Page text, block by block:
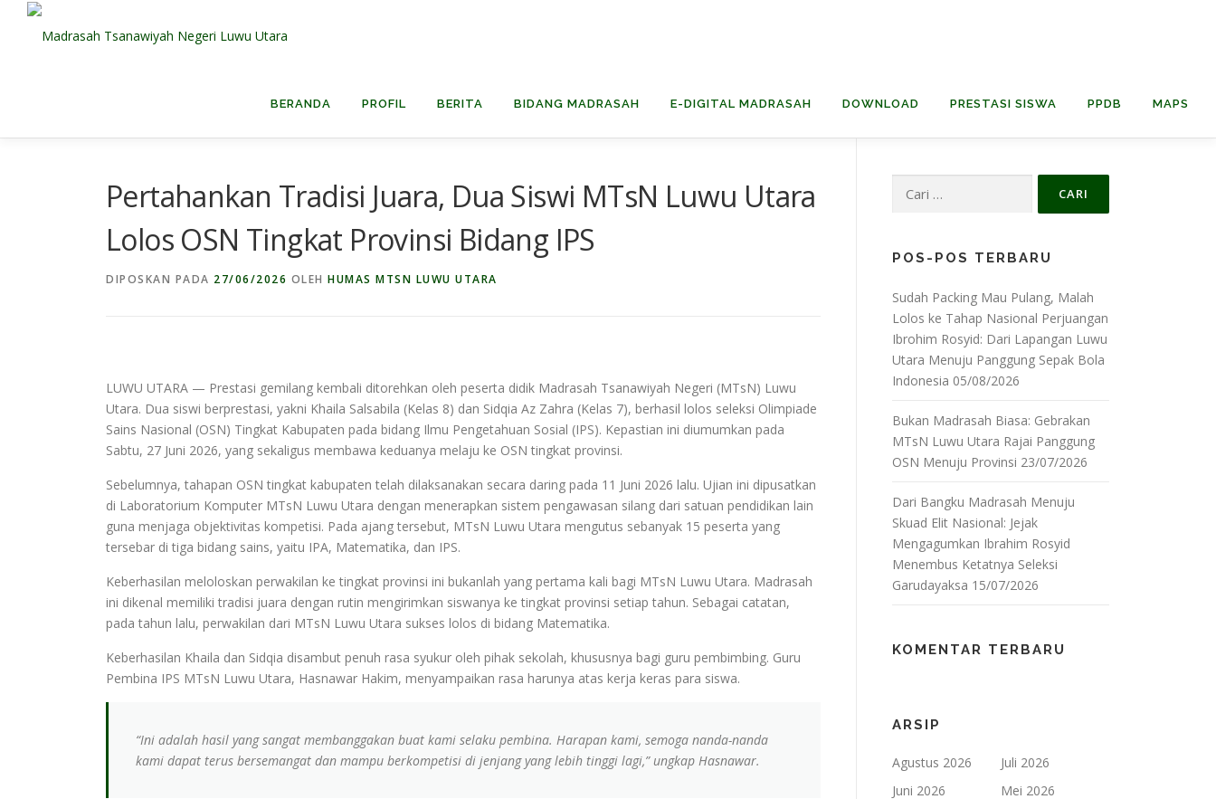
Lompat
BERANDA PROFIL BERITA BIDANG MADRASAH E-DIGITAL MADRASAH DOWNLOAD PRESTASI SISWA PPDB MAPS
Pertahankan Tradisi Juara, Dua Siswi MTsN Luwu Utara
Lolos OSN Tingkat Provinsi Bidang IPS
DIPOSKAN PADA 27/06/2026 OLEH HUMAS MTSN LUWU UTARA
LUWU UTARA — Prestasi gemilang kembali ditorehkan oleh peserta didik Madrasah Tsanawiyah Negeri (MTsN) Luwu
Utara. Dua siswi berprestasi, yakni Khaila Salsabila (Kelas 8) dan Sidqia Az Zahra (Kelas 7), berhasil lolos seleksi Olimpiade
Sains Nasional (OSN) Tingkat Kabupaten pada bidang Ilmu Pengetahuan Sosial (IPS). Kepastian ini diumumkan pada
Sabtu, 27 Juni 2026, yang sekaligus membawa keduanya melaju ke OSN tingkat provinsi.
Sebelumnya, tahapan OSN tingkat kabupaten telah dilaksanakan secara daring pada 11 Juni 2026 lalu. Ujian ini dipusatkan
di Laboratorium Komputer MTsN Luwu Utara dengan menerapkan sistem pengawasan silang dari satuan pendidikan lain
guna menjaga objektivitas kompetisi. Pada ajang tersebut, MTsN Luwu Utara mengutus sebanyak 15 peserta yang
tersebar di tiga bidang sains, yaitu IPA, Matematika, dan IPS.
Keberhasilan meloloskan perwakilan ke tingkat provinsi ini bukanlah yang pertama kali bagi MTsN Luwu Utara. Madrasah
ini dikenal memiliki tradisi juara dengan rutin mengirimkan siswanya ke tingkat provinsi setiap tahun. Sebagai catatan,
pada tahun lalu, perwakilan dari MTsN Luwu Utara sukses lolos di bidang Matematika.
Keberhasilan Khaila dan Sidqia disambut penuh rasa syukur oleh pihak sekolah, khususnya bagi guru pembimbing. Guru
Pembina IPS MTsN Luwu Utara, Hasnawar Hakim, menyampaikan rasa harunya atas kerja keras para siswa.
“Ini adalah hasil yang sangat membanggakan buat kami selaku pembina. Harapan kami, semoga nanda-nanda
kami dapat terus bersemangat dan mampu berkompetisi di jenjang yang lebih tinggi lagi,” ungkap Hasnawar.
untuk:
POS-POS TERBARU
Sudah Packing Mau Pulang, Malah
Lolos ke Tahap Nasional Perjuangan
Ibrohim Rosyid: Dari Lapangan Luwu
Utara Menuju Panggung Sepak Bola
Indonesia 05/08/2026
Bukan Madrasah Biasa: Gebrakan
MTsN Luwu Utara Rajai Panggung
OSN Menuju Provinsi 23/07/2026
Dari Bangku Madrasah Menuju
Skuad Elit Nasional: Jejak
Mengagumkan Ibrahim Rosyid
Menembus Ketatnya Seleksi
Garudayaksa 15/07/2026
KOMENTAR TERBARU
ARSIP
Agustus 2026
Juli 2026
Juni 2026
Mei 2026